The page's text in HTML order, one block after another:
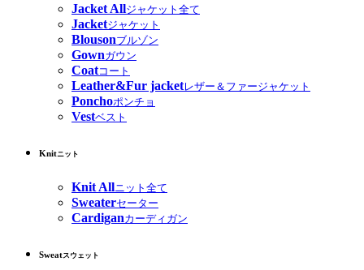
Jacket Allジャケット全て
Jacketジャケット
Blousonブルゾン
Gownガウン
Coatコート
Leather&Fur jacketレザー＆ファージャケット
Ponchoポンチョ
Vestベスト
Knitニット
Knit Allニット全て
Sweaterセーター
Cardiganカーディガン
Sweatスウェット